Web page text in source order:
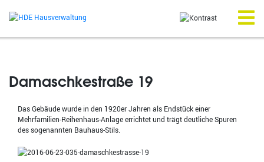
Inhalt
Damaschkestraße 19
Das Gebäude wurde in den 1920er Jahren als Endstück einer
Mehrfamilien-Reihenhaus-Anlage errichtet und trägt deutliche Spuren
des sogenannten Bauhaus-Stils.